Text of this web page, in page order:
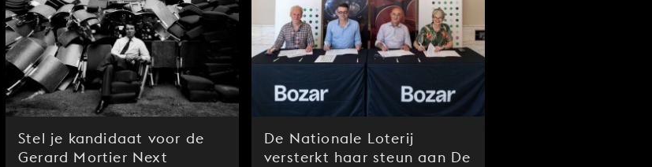
Stel je kandidaat voor de
Gerard Mortier Next
De Nationale Loterij
versterkt haar steun aan De